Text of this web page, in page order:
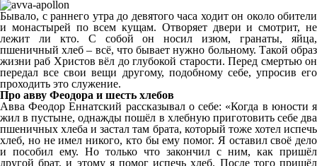
Бывало, с раннего утра до девятого часа ходит он около обители
и монастырей по всем кущам. Отворяет двери и смотрит, не
лежит ли кто. С собой он носил изюм, гранаты, яйца,
пшеничный хлеб – всё, что бывает нужно больному. Такой образ
жизни раб Христов вёл до глубокой старости. Перед смертью он
передал все свои вещи другому, подобному себе, упросив его
проходить это служение.
Про авву Феодора и шесть хлебов
Авва Феодор Еннатский рассказывал о себе: «Когда в юности я
жил в пустыне, однажды пошёл в хлебную приготовить себе два
пшеничных хлеба и застал там брата, который тоже хотел испечь
хлеб, но не имел никого, кто бы ему помог. Я оставил своё дело
и пособил ему. Но только что закончил с ним, как пришёл
другой брат, и этому я помог испечь хлеб. После того пришёл